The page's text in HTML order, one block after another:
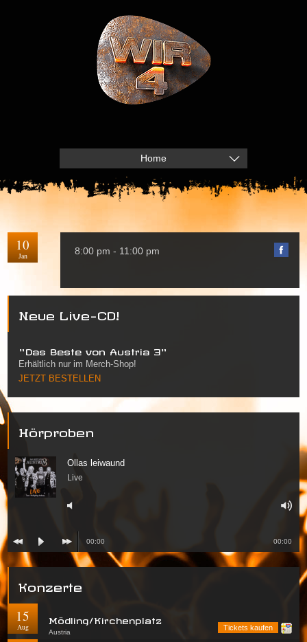
Home
10
Jan 8:00 pm - 11:00 pm
Neue Live-CD!
"Das Beste von Austria 3"
Erhältlich nur im Merch-Shop!
JETZT BESTELLEN
Hörproben
Ollas leiwaund
Live
00:00 00:00
Konzerte
15
Aug
Mödling/Kirchenplatz
Austria
Tickets kaufen